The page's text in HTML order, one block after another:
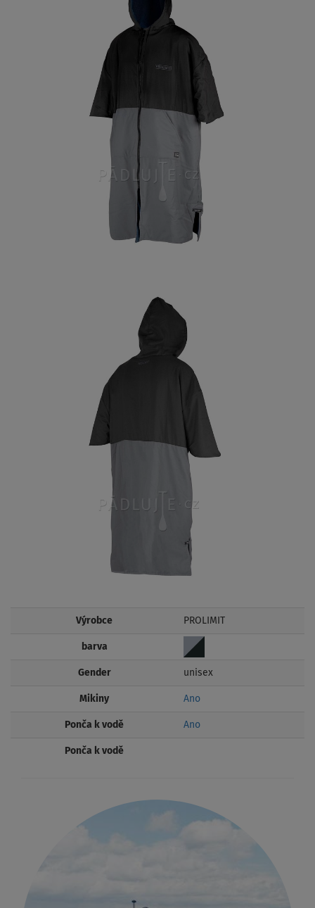
Výrobce PROLIMIT
barva
Gender unisex
Mikiny Ano
Ponča k vodě Ano
Ponča k vodě